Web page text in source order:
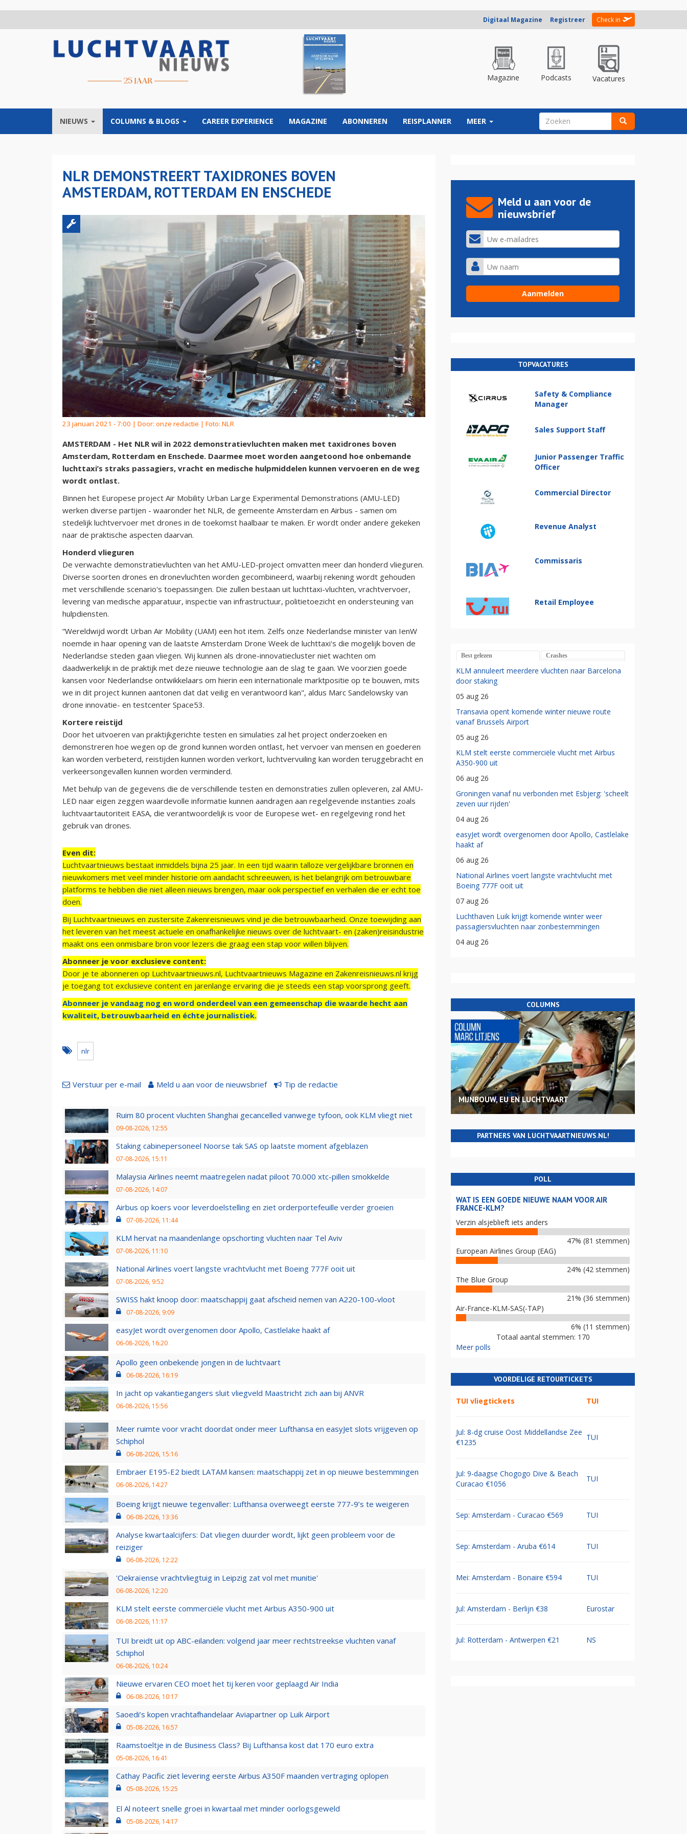
Digitaal Magazine Registreer Check in
Magazine Podcasts Vacatures
NIEUWS COLUMNS & BLOGS CAREER EXPERIENCE MAGAZINE ABONNEREN REISPLANNER MEER ZOEKVELD
NLR DEMONSTREERT TAXIDRONES BOVEN
AMSTERDAM, ROTTERDAM EN ENSCHEDE
23 januari 2021 - 7:00 | Door: onze redactie | Foto: NLR
AMSTERDAM - Het NLR wil in 2022 demonstratievluchten maken met taxidrones boven
Amsterdam, Rotterdam en Enschede. Daarmee moet worden aangetoond hoe onbemande
luchttaxi’s straks passagiers, vracht en medische hulpmiddelen kunnen vervoeren en de weg
wordt ontlast.
Binnen het Europese project Air Mobility Urban Large Experimental Demonstrations (AMU-LED)
werken diverse partijen - waaronder het NLR, de gemeente Amsterdam en Airbus - samen om
stedelijk luchtvervoer met drones in de toekomst haalbaar te maken. Er wordt onder andere gekeken
naar de praktische aspecten daarvan.
Honderd vlieguren
De verwachte demonstratievluchten van het AMU-LED-project omvatten meer dan honderd vlieguren.
Diverse soorten drones en dronevluchten worden gecombineerd, waarbij rekening wordt gehouden
met verschillende scenario's toepassingen. Die zullen bestaan uit luchttaxi-vluchten, vrachtvervoer,
levering van medische apparatuur, inspectie van infrastructuur, politietoezicht en ondersteuning van
hulpdiensten.
“Wereldwijd wordt Urban Air Mobility (UAM) een hot item. Zelfs onze Nederlandse minister van IenW
noemde in haar opening van de laatste Amsterdam Drone Week de luchttaxi's die mogelijk boven de
Nederlandse steden gaan vliegen. Wij kunnen als drone-innovatiecluster niet wachten om
daadwerkelijk in de praktijk met deze nieuwe technologie aan de slag te gaan. We voorzien goede
kansen voor Nederlandse ontwikkelaars om hierin een internationale marktpositie op te bouwen, mits
we in dit project kunnen aantonen dat dat veilig en verantwoord kan", aldus Marc Sandelowsky van
drone innovatie- en testcenter Space53.
Kortere reistijd
Door het uitvoeren van praktijkgerichte testen en simulaties zal het project onderzoeken en
demonstreren hoe wegen op de grond kunnen worden ontlast, het vervoer van mensen en goederen
kan worden verbeterd, reistijden kunnen worden verkort, luchtvervuiling kan worden teruggebracht en
verkeersongevallen kunnen worden verminderd.
Met behulp van de gegevens die de verschillende testen en demonstraties zullen opleveren, zal AMU-
LED naar eigen zeggen waardevolle informatie kunnen aandragen aan regelgevende instanties zoals
luchtvaartautoriteit EASA, die verantwoordelijk is voor de Europese wet- en regelgeving rond het
gebruik van drones.
Even dit:
Luchtvaartnieuws bestaat inmiddels bijna 25 jaar. In een tijd waarin talloze vergelijkbare bronnen en
nieuwkomers met veel minder historie om aandacht schreeuwen, is het belangrijk om betrouwbare
platforms te hebben die niet alleen nieuws brengen, maar ook perspectief en verhalen die er echt toe
doen.
Bij Luchtvaartnieuws en zustersite Zakenreisnieuws vind je die betrouwbaarheid. Onze toewijding aan
het leveren van het meest actuele en onafhankelijke nieuws over de luchtvaart- en (zaken)reisindustrie
maakt ons een onmisbare bron voor lezers die graag een stap voor willen blijven.
Abonneer je voor exclusieve content:
Door je te abonneren op Luchtvaartnieuws.nl, Luchtvaartnieuws Magazine en Zakenreisnieuws.nl krijg
je toegang tot exclusieve content en jarenlange ervaring die je steeds een stap voorsprong geeft.
Abonneer je vandaag nog en word onderdeel van een gemeenschap die waarde hecht aan
kwaliteit, betrouwbaarheid en échte journalistiek.
nlr
Verstuur per e-mail Meld u aan voor de nieuwsbrief Tip de redactie
Ruim 80 procent vluchten Shanghai gecancelled vanwege tyfoon, ook KLM vliegt niet
09-08-2026, 12:55
Staking cabinepersoneel Noorse tak SAS op laatste moment afgeblazen
07-08-2026, 15:11
Malaysia Airlines neemt maatregelen nadat piloot 70.000 xtc-pillen smokkelde
07-08-2026, 14:07
Airbus op koers voor leverdoelstelling en ziet orderportefeuille verder groeien
07-08-2026, 11:44
KLM hervat na maandenlange opschorting vluchten naar Tel Aviv
07-08-2026, 11:10
National Airlines voert langste vrachtvlucht met Boeing 777F ooit uit
07-08-2026, 9:52
SWISS hakt knoop door: maatschappij gaat afscheid nemen van A220-100-vloot
07-08-2026, 9:09
easyJet wordt overgenomen door Apollo, Castlelake haakt af
06-08-2026, 16:20
Apollo geen onbekende jongen in de luchtvaart
06-08-2026, 16:19
In jacht op vakantiegangers sluit vliegveld Maastricht zich aan bij ANVR
06-08-2026, 15:56
Meer ruimte voor vracht doordat onder meer Lufthansa en easyJet slots vrijgeven op
Schiphol
06-08-2026, 15:16
Embraer E195-E2 biedt LATAM kansen: maatschappij zet in op nieuwe bestemmingen
06-08-2026, 14:27
Boeing krijgt nieuwe tegenvaller: Lufthansa overweegt eerste 777-9’s te weigeren
06-08-2026, 13:36
Analyse kwartaalcijfers: Dat vliegen duurder wordt, lijkt geen probleem voor de
reiziger
06-08-2026, 12:22
'Oekraïense vrachtvliegtuig in Leipzig zat vol met munitie'
06-08-2026, 12:20
KLM stelt eerste commerciële vlucht met Airbus A350-900 uit
06-08-2026, 11:17
TUI breidt uit op ABC-eilanden: volgend jaar meer rechtstreekse vluchten vanaf
Schiphol
06-08-2026, 10:24
Nieuwe ervaren CEO moet het tij keren voor geplaagd Air India
06-08-2026, 10:17
Saoedi’s kopen vrachtafhandelaar Aviapartner op Luik Airport
05-08-2026, 16:57
Raamstoeltje in de Business Class? Bij Lufthansa kost dat 170 euro extra
05-08-2026, 16:41
Cathay Pacific ziet levering eerste Airbus A350F maanden vertraging oplopen
05-08-2026, 15:25
El Al noteert snelle groei in kwartaal met minder oorlogsgeweld
05-08-2026, 14:17
Meld u aan voor de
nieuwsbrief
TOPVACATURES
Safety & Compliance
Manager
Sales Support Staff
Junior Passenger Traffic
Officer
Commercial Director
Revenue Analyst
Commissaris
Retail Employee
Best gelezen Crashes
KLM annuleert meerdere vluchten naar Barcelona
door staking
05 aug 26
Transavia opent komende winter nieuwe route
vanaf Brussels Airport
05 aug 26
KLM stelt eerste commerciële vlucht met Airbus
A350-900 uit
06 aug 26
Groningen vanaf nu verbonden met Esbjerg: 'scheelt
zeven uur rijden'
04 aug 26
easyJet wordt overgenomen door Apollo, Castlelake
haakt af
06 aug 26
National Airlines voert langste vrachtvlucht met
Boeing 777F ooit uit
07 aug 26
Luchthaven Luik krijgt komende winter weer
passagiersvluchten naar zonbestemmingen
04 aug 26
COLUMNS
MIJNBOUW, EU EN LUCHTVAART
PARTNERS VAN LUCHTVAARTNIEUWS.NL!
POLL
WAT IS EEN GOEDE NIEUWE NAAM VOOR AIR
FRANCE-KLM?
Verzin alsjeblieft iets anders
47% (81 stemmen)
European Airlines Group (EAG)
24% (42 stemmen)
The Blue Group
21% (36 stemmen)
Air-France-KLM-SAS(-TAP)
6% (11 stemmen)
Totaal aantal stemmen: 170
Meer polls
VOORDELIGE RETOURTICKETS
TUI vliegtickets TUI
Jul: 8-dg cruise Oost Middellandse Zee
€1235
TUI
Jul: 9-daagse Chogogo Dive & Beach
Curacao €1056
TUI
Sep: Amsterdam - Curacao €569 TUI
Sep: Amsterdam - Aruba €614 TUI
Mei: Amsterdam - Bonaire €594 TUI
Jul: Amsterdam - Berlijn €38 Eurostar
Jul: Rotterdam - Antwerpen €21 NS